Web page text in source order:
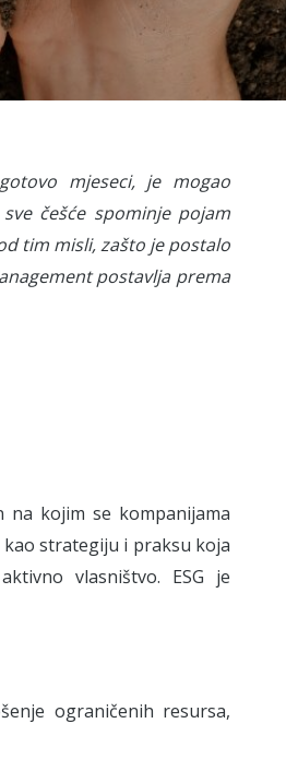
mjeseci, je mogao
češće spominje pojam
tim misli, zašto je postalo
postavlja prema
kojim se kompanijama
strategiju i praksu koja
vlasništvo. ESG je
ograničenih resursa,